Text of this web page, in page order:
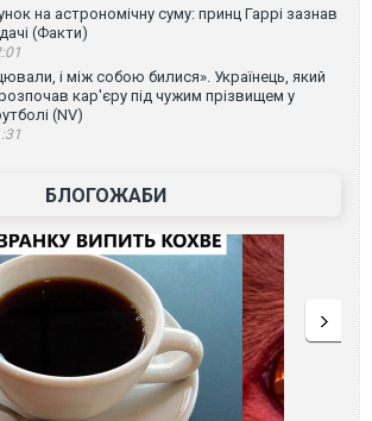
на астрономічну суму: принц Гаррі зазнав
(Факти)
і між собою билися». Українець, який
розпочав кар'єру під чужим прізвищем у
(NV)
БЛОГОЖАБИ